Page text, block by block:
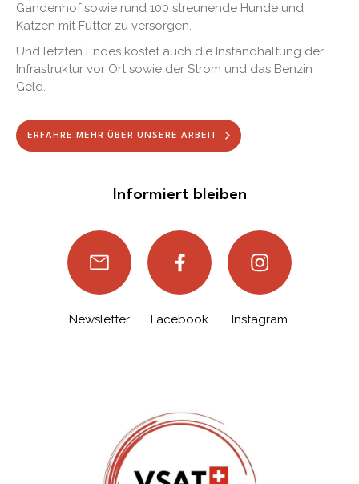
Gandenhof sowie rund 100 streunende Hunde und
Katzen mit Futter zu versorgen.
Und letzten Endes kostet auch die Instandhaltung der
Infrastruktur vor Ort sowie der Strom und das Benzin
Geld.
ERFAHRE MEHR ÜBER UNSERE ARBEIT
Informiert bleiben
Newsletter Facebook Instagram